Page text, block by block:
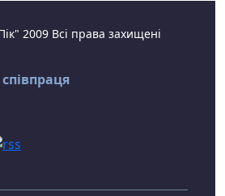
2009 Всі права захищені